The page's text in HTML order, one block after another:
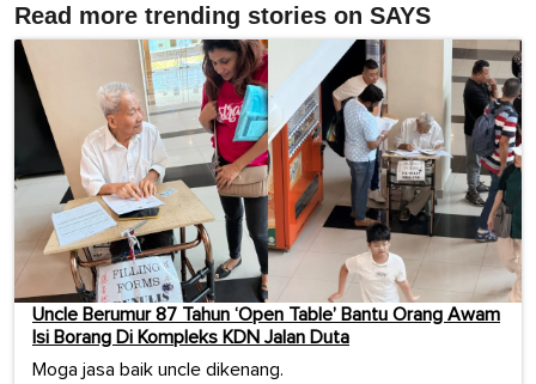
Read more trending stories on SAYS
Uncle Berumur 87 Tahun ‘Open Table’ Bantu Orang Awam
Isi Borang Di Kompleks KDN Jalan Duta
Moga jasa baik uncle dikenang.